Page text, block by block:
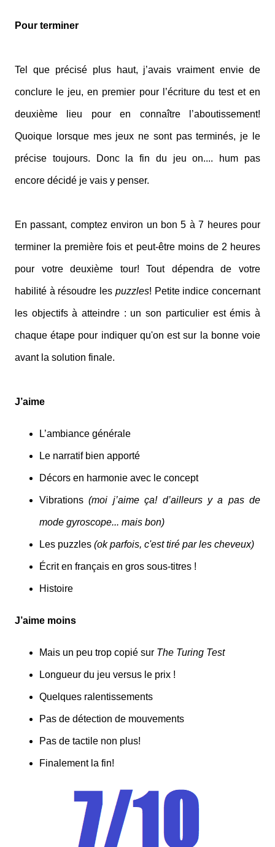
Pour terminer
Tel que précisé plus haut, j’avais vraiment envie de
conclure le jeu, en premier pour l’écriture du test et en
deuxième lieu pour en connaître l’aboutissement!
Quoique lorsque mes jeux ne sont pas terminés, je le
précise toujours. Donc la fin du jeu on.... hum pas
encore décidé je vais y penser.
En passant, comptez environ un bon 5 à 7 heures pour
terminer la première fois et peut-être moins de 2 heures
pour votre deuxième tour! Tout dépendra de votre
habilité à résoudre les puzzles! Petite indice concernant
les objectifs à atteindre : un son particulier est émis à
chaque étape pour indiquer qu'on est sur la bonne voie
avant la solution finale.
J’aime
L’ambiance générale
Le narratif bien apporté
Décors en harmonie avec le concept
Vibrations(moi j’aime ça! d’ailleurs y a pas de
mode gyroscope... mais bon)
Les puzzles (ok parfois, c'est tiré par les cheveux)
Écrit en français en gros sous-titres !
Histoire
J’aime moins
Mais un peu trop copié sur The Turing Test
Longueur du jeu versus le prix !
Quelques ralentissements
Pas de détection de mouvements
Pas de tactile non plus!
Finalement la fin!